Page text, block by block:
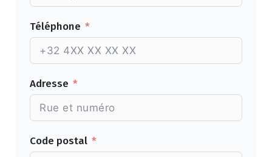
Téléphone
Adresse
Code postal